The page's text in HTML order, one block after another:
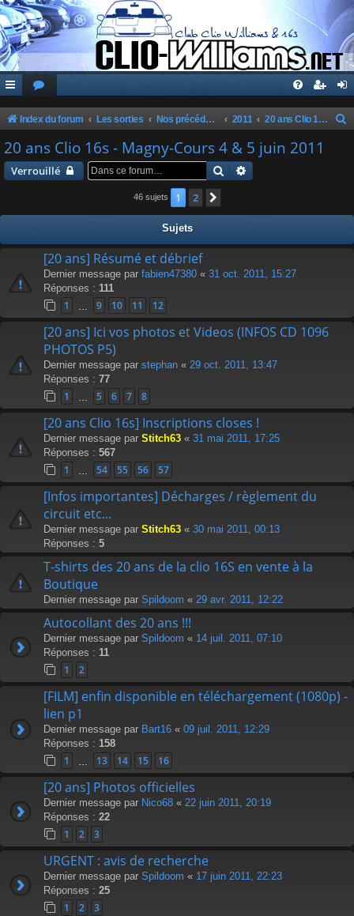
Index du forum Les sorties Nos précédentes sorties 2011 20 ans Clio 16s - Magny-Cours 4 & 5 juin 2011
c
20 ans Clio 16s - Magny-Cours 4 & 5 juin 2011
Verrouillé Rechercher
46 sujets 1 2
Sujets
[20 ans] Résumé et débrief
Dernier message par fabien47380 « 31 oct. 2011, 15:27
Réponses : 111
1 9 10 11 12
[20 ans] Ici vos photos et Videos (INFOS CD 1096
PHOTOS P5)
Dernier message par stephan « 29 oct. 2011, 13:47
Réponses : 77
1 5 6 7 8
[20 ans Clio 16s] Inscriptions closes !
Dernier message par Stitch63 « 31 mai 2011, 17:25
Réponses : 567
1 54 55 56 57
[Infos importantes] Décharges / règlement du
circuit etc...
Dernier message par Stitch63 « 30 mai 2011, 00:13
Réponses : 5
T-shirts des 20 ans de la clio 16S en vente à la
Boutique
Dernier message par Spildoom « 29 avr. 2011, 12:22
Autocollant des 20 ans !!!
Dernier message par Spildoom « 14 juil. 2011, 07:10
Réponses : 11
1 2
[FILM] enfin disponible en téléchargement (1080p) -
lien p1
Dernier message par Bart16 « 09 juil. 2011, 12:29
Réponses : 158
1 13 14 15 16
[20 ans] Photos officielles
Dernier message par Nico68 « 22 juin 2011, 20:19
Réponses : 22
1 2 3
URGENT : avis de recherche
Dernier message par Spildoom « 17 juin 2011, 22:23
Réponses : 25
1 2 3